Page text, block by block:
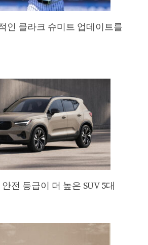
인 클라크 슈미트 업데이트를
전 등급이 더 높은 SUV 5대